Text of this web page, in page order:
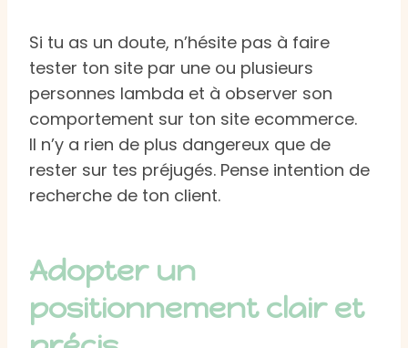
Si tu as un doute, n’hésite pas à faire
tester ton site par une ou plusieurs
personnes lambda et à observer son
comportement sur ton site ecommerce.
Il n’y a rien de plus dangereux que de
rester sur tes préjugés. Pense intention de
recherche de ton client.
Adopter un
positionnement clair et